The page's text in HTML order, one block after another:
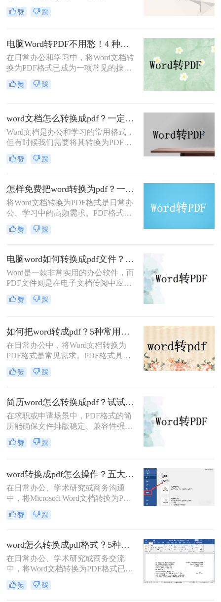
件不仅格式稳定、兼容性强，还能保
持文档的原始布局和格式，使得文档
文档怎么转化为pdf文档，并给出多种
方法及其步骤。
赞 踩
电脑Word转PDF不用愁！4 种转换方法还能压缩文件体积！
在日常办公和学习中，将Word文档转
换为PDF格式已成为一项常见的操
作。PDF格式以其高度的兼容性、稳
定性和安全性，在文档分享、分发和
Word转换为PDF的方法。
赞 踩
word文档怎么转换成pdf？一定要试试这四种方法！
Word文档是办公和学习的常用格式，
但有时候我们需要将其转换为PDF格
式，以确保文档内容的稳定性和可读
性。PDF格式可以保留文档的原始格
查看时都能保持一致性。那么word文
档怎么转换成pdf呢？下面将介绍四种
将Word文档转换成PDF的方法，帮助
您轻松完成转换。
赞 踩
怎样免费把word转换为pdf？一文掌握所有常用方法！
将Word文档转换为PDF格式是日常办
公、学习中的高频需求。PDF格式能
确保文件内容在不同设备上显示一
致，且不易被篡改。那么怎样免费把
种免费转换方法，助你高效完成转
换。
赞 踩
电脑word如何转换成pdf文件？教你4个方法轻松完成转换任务！
Word是一款非常实用的办公软件，而
PDF文件则是在电子文档传阅中应用
广泛的格式，因此很多人常常需要将
Word文件转换成PDF文件。那么电脑
法，帮助你快速将电脑上的Word文件
转换成PDF格式。
赞 踩
如何把word转成pdf？5种常用的转换方法详解！
在日常办公中，将Word文档转换为
PDF格式是常见需求。PDF格式具有
跨平台兼容性强、格式固定、不易被
篡改等优势，尤其适合用于正式文件
呢？本文将介绍5种常用的转换方
法，涵盖从免费工具到专业软件的多
种选择。
赞 踩
简历word怎么转换成pdf？试试这5种常用转换方法！
在求职或申请场景中，PDF格式的简
历能确保文件排版稳定、兼容性强，
避免因不同设备或软件打开导致格式
错乱。那么简历word怎么转换成pdf
高效完成转换并提升简历的专业性。
赞 踩
word转换成pdf怎么操作？五大方法详解！
在日常办公、学术研究或商务沟通
中，将Microsoft Word文档转换为PDF
格式已成为一项不可或缺的技能。
PDF（Portable Document Format）以
以及安全性，成为文件分发和归档的
首选格式。无论是提交简历、发布报
告还是共享论文，一个高质量的PDF
文件能确保在任何设备上呈现的效果
都与您的初衷一致。尽管Word转PDF
看似简单，但其中却隐藏着许多影响
赞 踩
word怎么转换成pdf格式？5种高效方法详解与场景应用！
在日常办公、学术研究或商务交流
中，将Word文档转换为PDF格式已成
为一项不可或缺的技能。
PDF（Portable Document Format）以
赞 踩